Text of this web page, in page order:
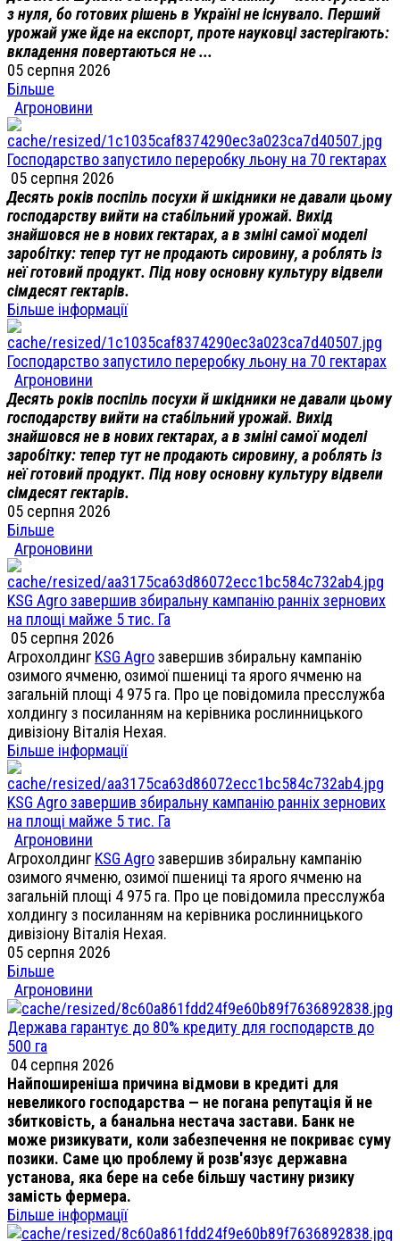
з нуля, бо готових рішень в Україні не існувало. Перший
урожай уже йде на експорт, проте науковці застерігають:
вкладення повертаються не ...
05 серпня 2026
Більше
Агроновини
Господарство запустило переробку льону на 70 гектарах
05 серпня 2026
Десять років поспіль посухи й шкідники не давали цьому
господарству вийти на стабільний урожай. Вихід
знайшовся не в нових гектарах, а в зміні самої моделі
заробітку: тепер тут не продають сировину, а роблять із
неї готовий продукт. Під нову основну культуру відвели
сімдесят гектарів.
Більше інформації
Господарство запустило переробку льону на 70 гектарах
Агроновини
Десять років поспіль посухи й шкідники не давали цьому
господарству вийти на стабільний урожай. Вихід
знайшовся не в нових гектарах, а в зміні самої моделі
заробітку: тепер тут не продають сировину, а роблять із
неї готовий продукт. Під нову основну культуру відвели
сімдесят гектарів.
05 серпня 2026
Більше
Агроновини
KSG Agro завершив збиральну кампанію ранніх зернових
на площі майже 5 тис. Га
05 серпня 2026
АгрохолдингKSG Agroзавершив збиральну кампанію
озимого ячменю, озимої пшениці та ярого ячменю на
загальній площі 4 975 га. Про це повідомила пресслужба
холдингу з посиланням на керівника рослинницького
дивізіону Віталія Нехая.
Більше інформації
KSG Agro завершив збиральну кампанію ранніх зернових
на площі майже 5 тис. Га
Агроновини
АгрохолдингKSG Agroзавершив збиральну кампанію
озимого ячменю, озимої пшениці та ярого ячменю на
загальній площі 4 975 га. Про це повідомила пресслужба
холдингу з посиланням на керівника рослинницького
дивізіону Віталія Нехая.
05 серпня 2026
Більше
Агроновини
Держава гарантує до 80% кредиту для господарств до
500 га
04 серпня 2026
Найпоширеніша причина відмови в кредиті для
невеликого господарства — не погана репутація й не
збитковість, а банальна нестача застави. Банк не
може ризикувати, коли забезпечення не покриває суму
позики. Саме цю проблему й розв'язує державна
установа, яка бере на себе більшу частину ризику
замість фермера.
Більше інформації